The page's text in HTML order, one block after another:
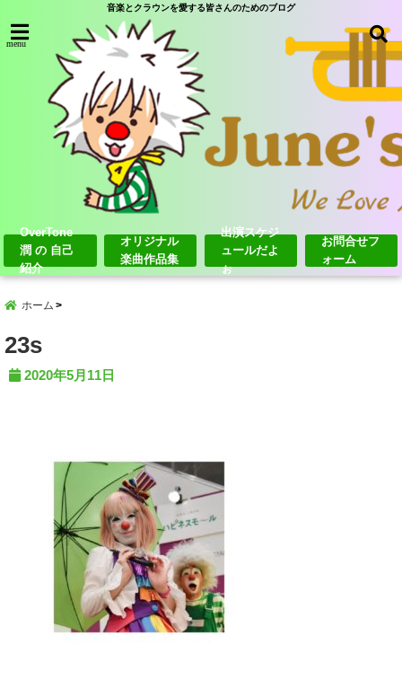
音楽とクラウンを愛する皆さんのためのブログ
menu
OverTone
潤 の 自己
紹介
オリジナル
楽曲作品集
出演スケジ
ュールだよ
ぉ
お問合せフ
ォーム
ホーム
23s
2020年5月11日